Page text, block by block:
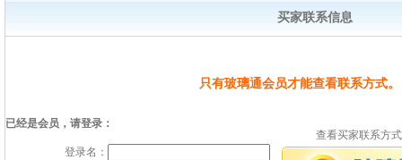
买家联系信息
只有玻璃通会员才能查看联系方式。
已经是会员，请登录：
登录名：
查看买家联系方